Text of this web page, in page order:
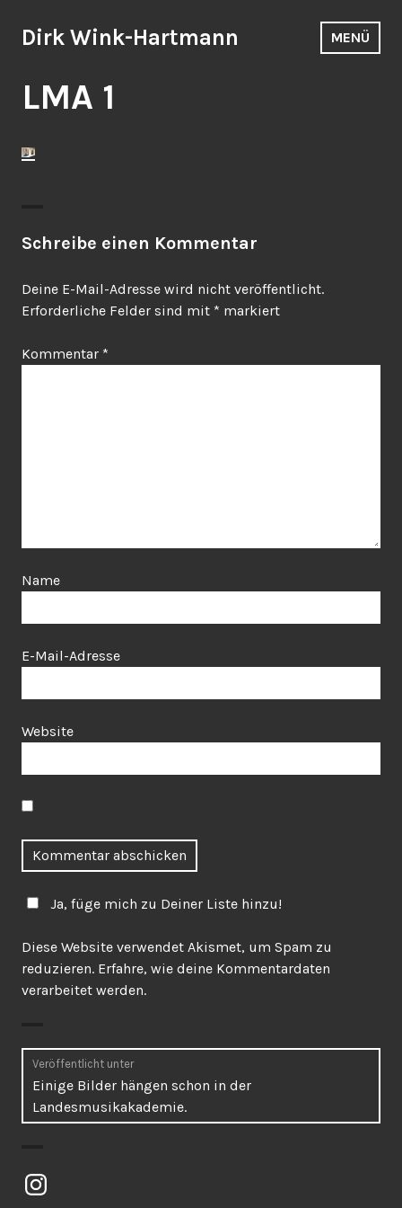
Inhalt
Dirk Wink-Hartmann MENÜ
LMA 1
Schreibe einen Kommentar
Deine E-Mail-Adresse wird nicht veröffentlicht.
Erforderliche Felder sind mit * markiert
Kommentar *
Name
E-Mail-Adresse
Website
Ja, füge mich zu Deiner Liste hinzu!
Diese Website verwendet Akismet, um Spam zu
reduzieren. Erfahre, wie deine Kommentardaten
verarbeitet werden.
Beitragsnavigation
Veröffentlicht unter
Einige Bilder hängen schon in der
Landesmusikakademie.
Instagram